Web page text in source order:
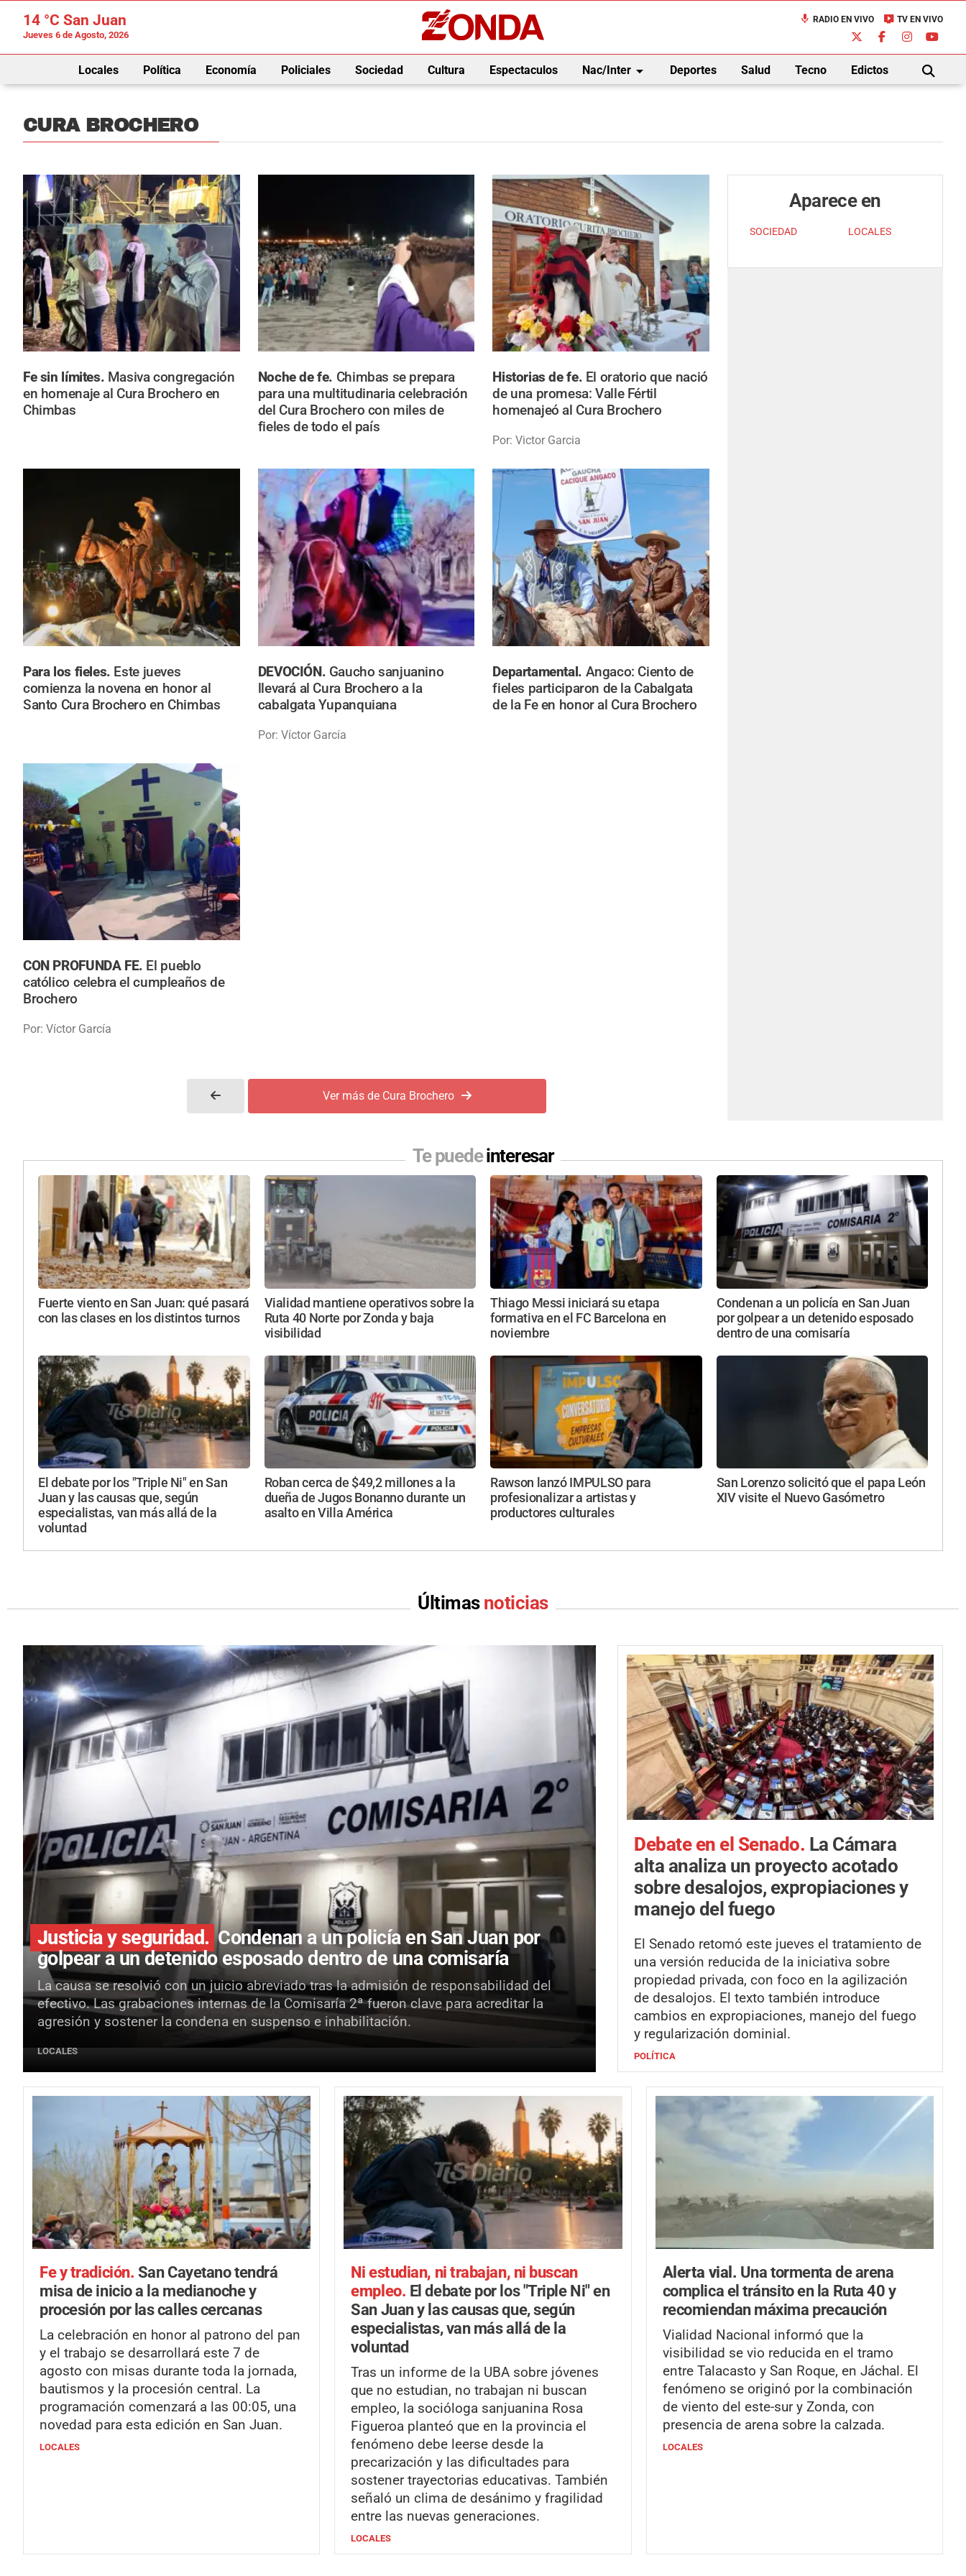
14 °C San Juan
Jueves 6 de Agosto, 2026
mic RADIO EN VIVO live_tv TV EN VIVO
Locales Política Economía Policiales Sociedad Cultura Espectaculos Nac/Interarrow_drop_down Deportes Salud Tecno Edictos
BUSCAR
CURA BROCHERO
Fe sin límites. Masiva congregación
en homenaje al Cura Brochero en
Chimbas
Noche de fe. Chimbas se prepara
para una multitudinaria celebración
del Cura Brochero con miles de
fieles de todo el país
Historias de fe. El oratorio que nació
de una promesa: Valle Fértil
homenajeó al Cura Brochero
Por: Victor Garcia
Para los fieles. Este jueves
comienza la novena en honor al
Santo Cura Brochero en Chimbas
DEVOCIÓN. Gaucho sanjuanino
llevará al Cura Brochero a la
cabalgata Yupanquiana
Por: Víctor García
Departamental. Angaco: Ciento de
fieles participaron de la Cabalgata
de la Fe en honor al Cura Brochero
CON PROFUNDA FE. El pueblo
católico celebra el cumpleaños de
Brochero
Por: Víctor García
Ver más de Cura Brochero
Aparece en
SOCIEDAD LOCALES
Te puedeinteresar
Fuerte viento en San Juan: qué pasará
con las clases en los distintos turnos
Vialidad mantiene operativos sobre la
Ruta 40 Norte por Zonda y baja
visibilidad
Thiago Messi iniciará su etapa
formativa en el FC Barcelona en
noviembre
Condenan a un policía en San Juan
por golpear a un detenido esposado
dentro de una comisaría
El debate por los "Triple Ni" en San
Juan y las causas que, según
especialistas, van más allá de la
voluntad
Roban cerca de $49,2 millones a la
dueña de Jugos Bonanno durante un
asalto en Villa América
Rawson lanzó IMPULSO para
profesionalizar a artistas y
productores culturales
San Lorenzo solicitó que el papa León
XIV visite el Nuevo Gasómetro
Últimas noticias
Justicia y seguridad.Condenan a un policía en San Juan por
golpear a un detenido esposado dentro de una comisaría
La causa se resolvió con un juicio abreviado tras la admisión de responsabilidad del
efectivo. Las grabaciones internas de la Comisaría 2ª fueron clave para acreditar la
agresión y sostener la condena en suspenso e inhabilitación.
LOCALES
Debate en el Senado. La Cámara
alta analiza un proyecto acotado
sobre desalojos, expropiaciones y
manejo del fuego
El Senado retomó este jueves el tratamiento de
una versión reducida de la iniciativa sobre
propiedad privada, con foco en la agilización
de desalojos. El texto también introduce
cambios en expropiaciones, manejo del fuego
y regularización dominial.
POLÍTICA
Fe y tradición. San Cayetano tendrá
misa de inicio a la medianoche y
procesión por las calles cercanas
La celebración en honor al patrono del pan
y el trabajo se desarrollará este 7 de
agosto con misas durante toda la jornada,
bautismos y la procesión central. La
programación comenzará a las 00:05, una
novedad para esta edición en San Juan.
LOCALES
Ni estudian, ni trabajan, ni buscan
empleo. El debate por los "Triple Ni" en
San Juan y las causas que, según
especialistas, van más allá de la
voluntad
Tras un informe de la UBA sobre jóvenes
que no estudian, no trabajan ni buscan
empleo, la socióloga sanjuanina Rosa
Figueroa planteó que en la provincia el
fenómeno debe leerse desde la
precarización y las dificultades para
sostener trayectorias educativas. También
señaló un clima de desánimo y fragilidad
entre las nuevas generaciones.
LOCALES
Alerta vial. Una tormenta de arena
complica el tránsito en la Ruta 40 y
recomiendan máxima precaución
Vialidad Nacional informó que la
visibilidad se vio reducida en el tramo
entre Talacasto y San Roque, en Jáchal. El
fenómeno se originó por la combinación
de viento del este-sur y Zonda, con
presencia de arena sobre la calzada.
LOCALES